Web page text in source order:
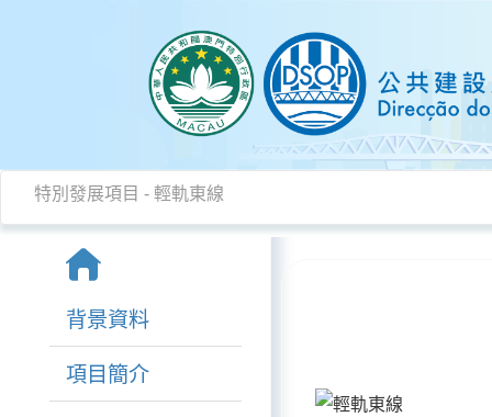
特別發展項目 - 輕軌東線
背景資料
項目簡介